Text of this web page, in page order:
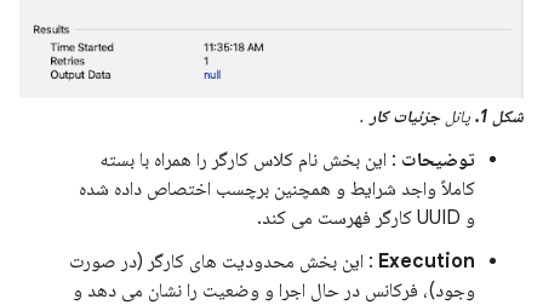
شکل 1. پانل جزئیات کار .
توضیحات : این بخش نام کلاس کارگر را همراه با بسته
کاملاً واجد شرایط و همچنین برچسب اختصاص داده شده
و UUID کارگر فهرست می کند.
Execution : این بخش محدودیت های کارگر (در صورت
وجود)، فرکانس در حال اجرا و وضعیت را نشان می دهد و